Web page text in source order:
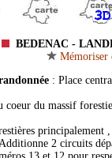
BEDENAC -
Mémoriser
: Place
coeur du massif
principalement
2 circuits